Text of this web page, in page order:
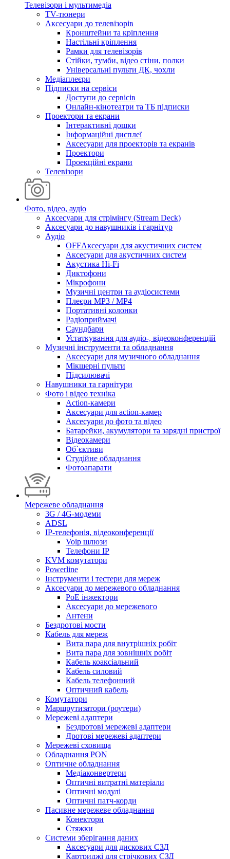
Телевізори і мультимедіа
TV-тюнери
Аксесуари до телевізорів
Кронштейни та кріплення
Настільні кріплення
Рамки для телевізорів
Стійки, тумби, відео стіни, полки
Універсальні пульти ДК, чохли
Медіаплеєри
Підписки на сервіси
Доступи до сервісів
Онлайн-кінотеатри та ТБ підписки
Проектори та екрани
Інтерактивні дошки
Інформаційні дисплеї
Аксесуари для проекторів та екранів
Проектори
Проекційні екрани
Телевізори
Фото, відео, аудіо
Аксесуари для стрімінгу (Stream Deck)
Аксесуари до навушників і гарнітур
Аудіо
OFFАксесуари для акустичних систем
Аксесуари для акустичних систем
Акустика Hi-Fi
Диктофони
Мікрофони
Музичні центри та аудіосистеми
Плеєри MP3 / MP4
Портативні колонки
Радіоприймачі
Саундбари
Устаткування для аудіо-, відеоконференцій
Музичні інструменти та обладнання
Аксесуари для музичного обладнання
Мікшерні пульти
Підсилювачі
Навушники та гарнітури
Фото і відео техніка
Action-камери
Аксесуари для action-камер
Аксесуари до фото та відео
Батарейки, акумулятори та зарядні пристрої
Відеокамери
Об`єктиви
Студійне обладнання
Фотоапарати
Мережеве обладнання
3G / 4G-модеми
ADSL
IP-телефонія, відеоконференції
Voip шлюзи
Телефони IP
KVM комутатори
Powerline
Інструменти і тестери для мереж
Аксесуари до мережевого обладнання
PoE інжектори
Аксесуари до мережевого
Антени
Бездротові мости
Кабель для мереж
Вита пара для внутрішніх робіт
Вита пара для зовнішніх робіт
Кабель коаксіальний
Кабель силовий
Кабель телефонний
Оптичний кабель
Комутатори
Маршрутизатори (роутери)
Мережеві адаптери
Бездротові мережеві адаптери
Дротові мережеві адаптери
Мережеві сховища
Обладнання PON
Оптичне обладнання
Медіаконвертери
Оптичні витратні матеріали
Оптичні модулі
Оптичні патч-корди
Пасивне мережеве обладнання
Конектори
Стяжки
Системи зберігання даних
Аксесуари для дискових СЗД
Картриджі для стрічкових СЗД